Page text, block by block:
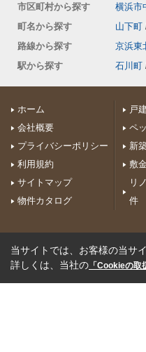
市区町村から探す 横浜市
町名から探す
山下町
路線から探す
京浜東
駅から探す
石川町
ホーム
会社概要
プライバシーポリシー
利用規約
サイトマップ
物件カタログ
戸
ペ
新
敷
リ
件
当サイトでは、お客様の当サ
詳しくは、当社の 「Cookieの取